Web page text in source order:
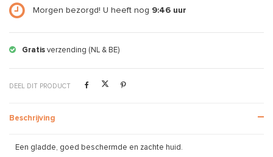
Morgen bezorgd! U heeft nog 9:46 uur
Gratis verzending (NL & BE)
DEEL DIT PRODUCT
Beschrijving
Een gladde, goed beschermde en zachte huid.